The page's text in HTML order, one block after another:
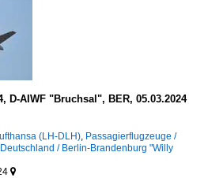
D-AIWF "Bruchsal", BER, 05.03.2024
(LH-DLH) Passagierflugzeuge /
/ Berlin-Brandenburg "Willy
